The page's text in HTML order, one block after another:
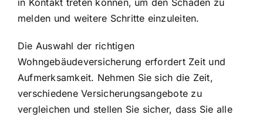
melden und weitere Schritte einzuleiten.
Die Auswahl der richtigen
Wohngebäudeversicherung erfordert Zeit und
Aufmerksamkeit. Nehmen Sie sich die Zeit,
verschiedene Versicherungsangebote zu
vergleichen und stellen Sie sicher, dass Sie alle